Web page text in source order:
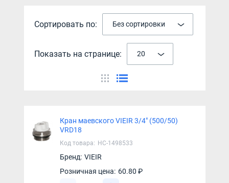
Сортировать по: Без сортировки
Показать на странице: 20
Кран маевского VIEIR 3/4" (500/50)
VRD18
Код товара: НС-1498533
Бренд: VIEIR
Розничная цена: 60.80 ₽